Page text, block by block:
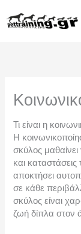
στο
περιεχόμενο
Τι είναι η
Η
σκύλος
και καταστάσεις
αποκτήσει
σε κάθε
σκύλος είναι
ζωή δίπλα στον